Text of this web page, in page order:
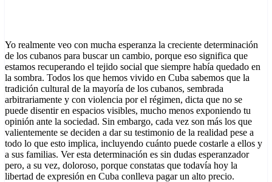
Yo realmente veo con mucha esperanza la creciente determinación
de los cubanos para buscar un cambio, porque eso significa que
estamos recuperando el tejido social que siempre había quedado en
la sombra. Todos los que hemos vivido en Cuba sabemos que la
tradición cultural de la mayoría de los cubanos, sembrada
arbitrariamente y con violencia por el régimen, dicta que no se
puede disentir en espacios visibles, mucho menos exponiendo tu
opinión ante la sociedad. Sin embargo, cada vez son más los que
valientemente se deciden a dar su testimonio de la realidad pese a
todo lo que esto implica, incluyendo cuánto puede costarle a ellos y
a sus familias. Ver esta determinación es sin dudas esperanzador
pero, a su vez, doloroso, porque constatas que todavía hoy la
libertad de expresión en Cuba conlleva pagar un alto precio.